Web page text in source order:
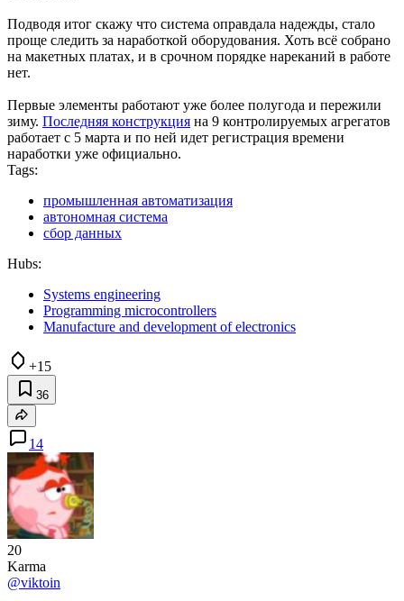
Подводя итог скажу что система оправдала надежды, стало
проще следить за наработкой оборудования. Хоть всё собрано
на макетных платах, и в срочном порядке нареканий в работе
нет.
Первые элементы работают уже более полугода и пережили
зиму. Последняя конструкция на 9 контролируемых агрегатов
работает с 5 марта и по ней идет регистрация времени
наработки уже официально.
Tags:
промышленная автоматизация
автономная система
сбор данных
Hubs:
Systems engineering
Programming microcontrollers
Manufacture and development of electronics
+15
36
14
20
Karma
@viktoin